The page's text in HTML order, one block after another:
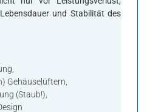
und Stabilität des
Gehäuselüftern,
(Staub!),